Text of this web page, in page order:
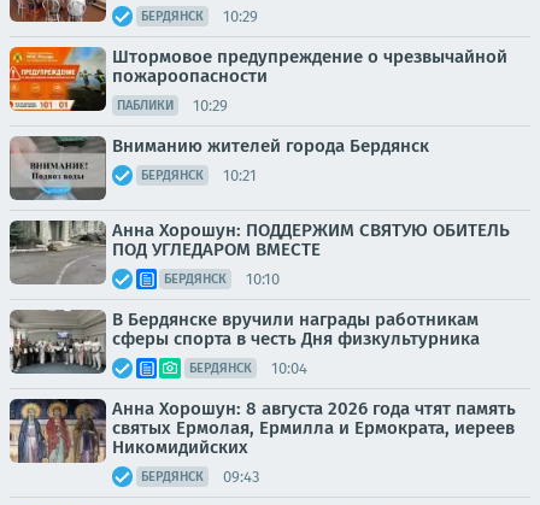
БЕРДЯНСК 10:29
Штормовое предупреждение о чрезвычайной
пожароопасности
ПАБЛИКИ 10:29
Вниманию жителей города Бердянск
БЕРДЯНСК 10:21
Анна Хорошун: ПОДДЕРЖИМ СВЯТУЮ ОБИТЕЛЬ
ПОД УГЛЕДАРОМ ВМЕСТЕ
БЕРДЯНСК 10:10
В Бердянске вручили награды работникам
сферы спорта в честь Дня физкультурника
БЕРДЯНСК 10:04
Анна Хорошун: 8 августа 2026 года чтят память
святых Ермолая, Ермилла и Ермократа, иереев
Никомидийских
БЕРДЯНСК 09:43